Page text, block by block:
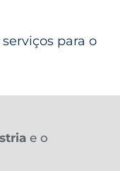
para o
e o